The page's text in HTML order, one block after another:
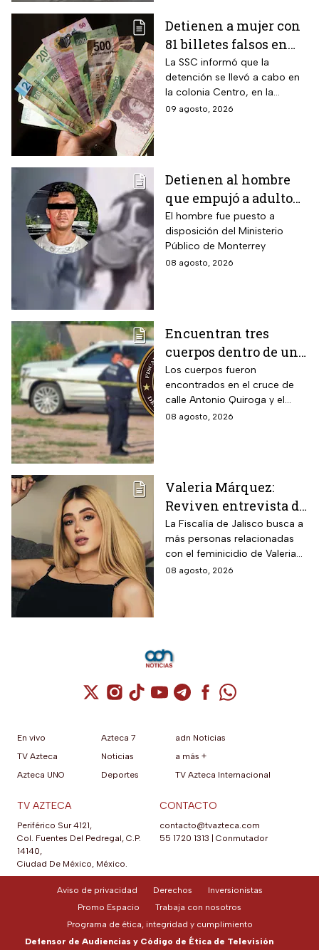
Detienen a mujer con
81 billetes falsos en
CDMX: ¿Cómo
identificar “dinero
patito”?
La SSC informó que la
detención se llevó a cabo en
la colonia Centro, en la
alcaldía Cuauhtémoc; llevaba
09 agosto, 2026
Detienen al hombre
que empujó a adulto
mayor frente a un
tráiler en Monterrey
El hombre fue puesto a
disposición del Ministerio
Público de Monterrey
08 agosto, 2026
Encuentran tres
cuerpos dentro de una
camioneta de lujo en
Hermosillo;
investigan posible
riña
Los cuerpos fueron
encontrados en el cruce de
calle Antonio Quiroga y el
Boulevard Camino del Serie
08 agosto, 2026
Valeria Márquez:
Reviven entrevista de
Vivian de la torre en
donde se deslindó del
feminicidio de su
amiga
La Fiscalía de Jalisco busca a
más personas relacionadas
con el feminicidio de Valeria
Márquez, mientras vuelve a
08 agosto, 2026
Cuenta de X / Twitter (se abre en una
Cuenta de Instagram (se abre en una
Cuenta de TikTok (se abre en
Cuenta de YouTube (se abre
Cuenta de Telegram (se
Cuenta de
Cuenta de
En vivo
TV Azteca
Azteca UNO
Azteca 7
Noticias
Deportes
adn Noticias
a más +
TV Azteca Internacional
TV AZTECA
Periférico Sur 4121,
Col. Fuentes Del Pedregal, C.P.
14140,
Ciudad De México, México.
CONTACTO
contacto@tvazteca.com
55 1720 1313
Conmutador
Aviso de privacidad Derechos
Inversionistas
Promo Espacio
Trabaja con nosotros
Programa de ética, integridad y cumplimiento
Defensor de Audiencias y Código de Ética de Televisión